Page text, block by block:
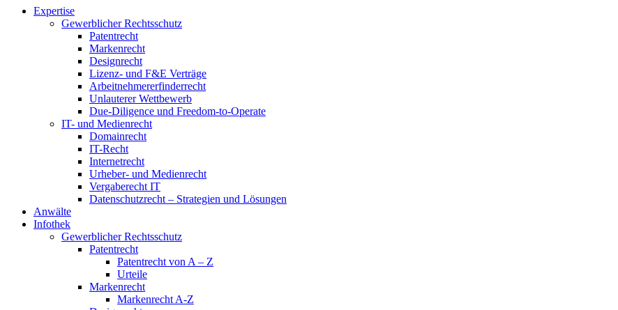
Expertise
Gewerblicher Rechtsschutz
Patentrecht
Markenrecht
Designrecht
Lizenz- und F&E Verträge
Arbeitnehmererfinderrecht
Unlauterer Wettbewerb
Due-Diligence und Freedom-to-Operate
IT- und Medienrecht
Domainrecht
IT-Recht
Internetrecht
Urheber- und Medienrecht
Vergaberecht IT
Datenschutzrecht – Strategien und Lösungen
Anwälte
Infothek
Gewerblicher Rechtsschutz
Patentrecht
Patentrecht von A – Z
Urteile
Markenrecht
Markenrecht A-Z